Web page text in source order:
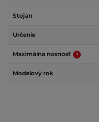
Stojan
Určenie
Maximálna nosnosť
Modelový rok